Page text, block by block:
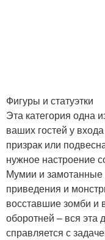
Фигуры и статуэтки
Эта категория одна
ваших гостей у
призрак или
нужное настроение
Мумии и
приведения и
восставшие зомби и
оборотней – вся эта
справляется с